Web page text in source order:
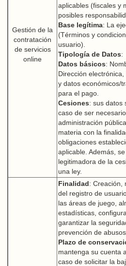
Gestión de la
contratación
de servicios
online
aplicables (fiscales y
posibles
Base legítima: La
(Términos y
usuario).
Tipología de Datos:
Datos básicos:
Dirección electrónica,
y datos económicos/
para el pago.
Cesiones: sus datos
caso de ser
administración
materia con la
obligaciones
aplicable. Además,
legitimadora de la
una ley.
Finalidad: Creación,
del registro de
las áreas de juego,
estadísticas,
garantizar la
prevención de abusos
Plazo de
mantenga su cuenta
caso de solicitar la